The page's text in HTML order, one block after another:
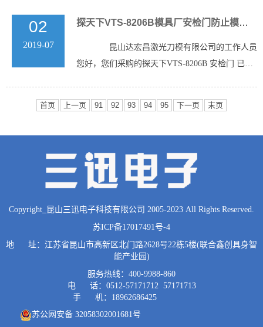
02
2019-07
探天下VTS-8206B模具厂安检门防止模具厂偷盗事件的发生
昆山达宏昌激光刀模有限公司的工作人员
您好，您们采购的探天下VTS-8206B 安检门 已经
首页 上一页 91 92 93 94 95 下一页 末页
Copyright_昆山三迅电子科技有限公司 2005-2023 All Rights Reserved.
苏ICP备17017491号-4
地 址：江苏省昆山市高新区北门路2628号22栋5楼(联合鑫创具身智
能产业园)
服务热线：400-9988-860
电 话：0512-57171712 57171713
手 机：18962686425
苏公网安备 32058302001681号